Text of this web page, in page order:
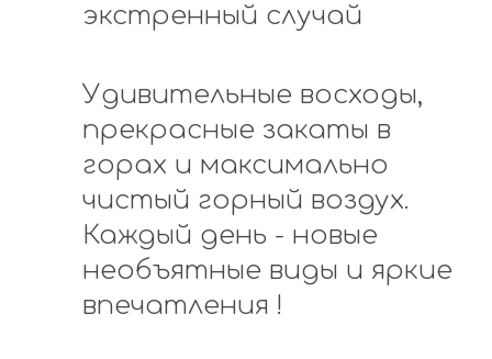
экстренный случай
Удивительные восходы,
прекрасные закаты в
горах и максимально
чистый горный воздух.
Каждый день - новые
необъятные виды и яркие
впечатления !